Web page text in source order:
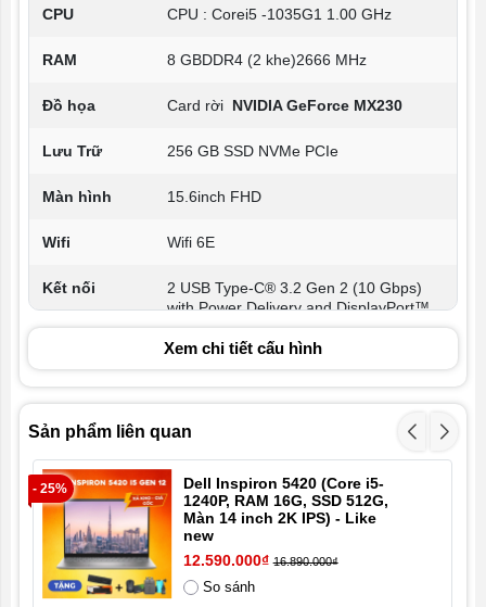
CPU CPU : Corei5 -1035G1 1.00 GHz
RAM 8 GBDDR4 (2 khe)2666 MHz
Đồ họa Card rời NVIDIA GeForce MX230
Lưu Trữ 256 GB SSD NVMe PCIe
Màn hình 15.6inch FHD
Wifi Wifi 6E
Kết nối
2 USB Type-C® 3.2 Gen 2 (10 Gbps)
with Power Delivery and DisplayPort™
1.4 ports
2 USB 3.2 Gen 1 Type-A ports
1 Universal audio port
1 HDMI 1.4 port
Trọng lượng 2.05 kg
Pin 4 Cell, 64 Wh
Hệ điều hành Windows bản quyền
Tình trạng Likenew 99%
Xem chi tiết cấu hình
Sản phẩm liên quan
- 25%
Dell Inspiron 5420 (Core i5-
1240P, RAM 16G, SSD 512G,
Màn 14 inch 2K IPS) - Like
new
12.590.000₫ 16.890.000₫
So sánh